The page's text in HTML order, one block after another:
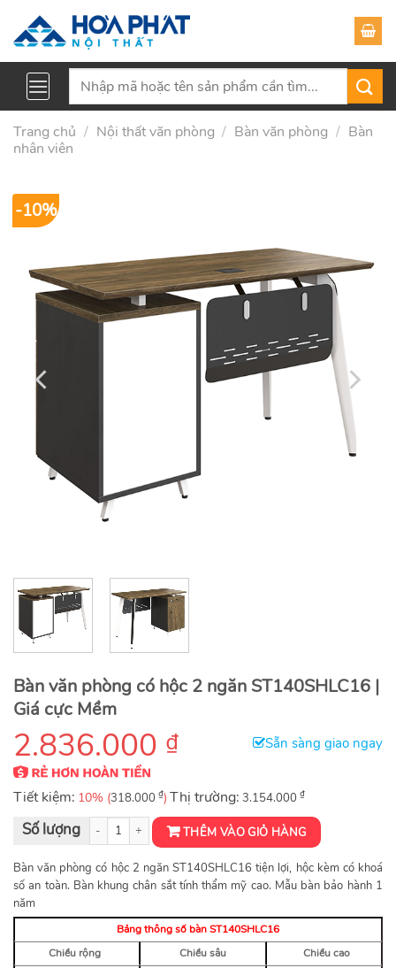
Tìm
Trang chủ / Nội thất văn phòng / Bàn văn phòng / Bàn
nhân viên
-10%
Bàn văn phòng có hộc 2 ngăn ST140SHLC16 |
Giá cực Mềm
2.836.000 ₫ Sẵn sàng giao ngay
Tiết kiệm: 10% (318.000 ₫) Thị trường: 3.154.000 ₫
Bàn văn phòng có hộc 2 ngăn ST140SHLC16 số lượng
THÊM VÀO GIỎ HÀNG
Bàn văn phòng có hộc 2 ngăn ST140SHLC16 tiện lợi, hộc kèm có khoá
số an toàn. Bàn khung chân sắt tính thẩm mỹ cao. Mẫu bàn bảo hành 1
năm
Bảng thông số bàn ST140SHLC16
Chiều rộng
Chiều sâu
Chiều cao